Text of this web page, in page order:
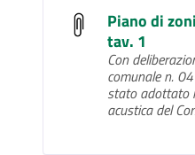
Piano di
tav. 1
Con
comunale n.
stato adottato
acustica del